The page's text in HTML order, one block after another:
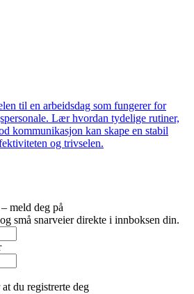
til en arbeidsdag som fungerer for
Lær hvordan tydelige rutiner,
kommunikasjon kan skape en stabil
og trivselen.
meld deg på
små snarveier direkte i innboksen din.
du registrerte deg